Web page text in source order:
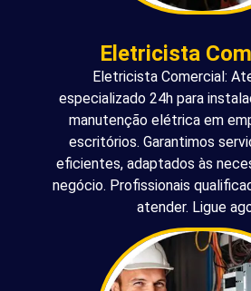
Eletricista
Eletricista Comercial:
especializado 24h para
manutenção elétrica em
escritórios. Garantimos
eficientes, adaptados às
negócio. Profissionais
atender. Ligue